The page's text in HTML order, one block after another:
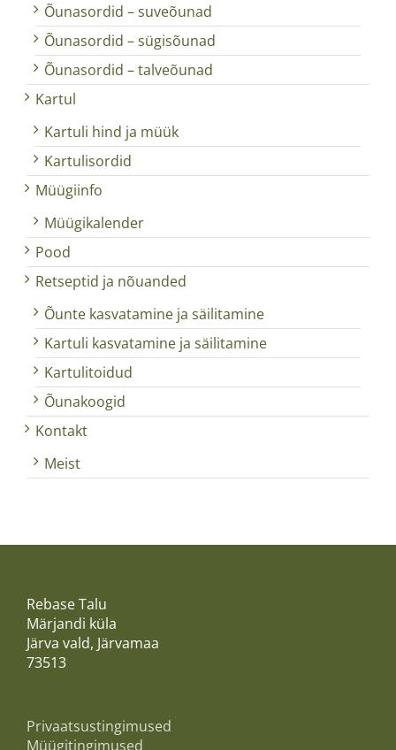
Õunasordid – suveõunad
Õunasordid – sügisõunad
Õunasordid – talveõunad
Kartul
Kartuli hind ja müük
Kartulisordid
Müügiinfo
Müügikalender
Pood
Retseptid ja nõuanded
Õunte kasvatamine ja säilitamine
Kartuli kasvatamine ja säilitamine
Kartulitoidud
Õunakoogid
Kontakt
Meist
Rebase Talu
Märjandi küla
Järva vald, Järvamaa
73513
Privaatsustingimused
Müügitingimused